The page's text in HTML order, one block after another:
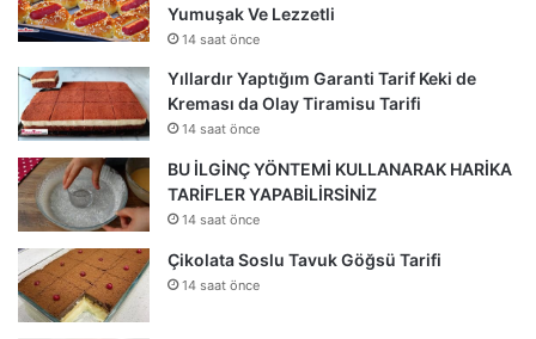
Yumuşak Ve Lezzetli
14 saat önce
Yıllardır Yaptığım Garanti Tarif Keki de
Kreması da Olay Tiramisu Tarifi
14 saat önce
BU İLGİNÇ YÖNTEMİ KULLANARAK HARİKA
TARİFLER YAPABİLİRSİNİZ
14 saat önce
Çikolata Soslu Tavuk Göğsü Tarifi
14 saat önce